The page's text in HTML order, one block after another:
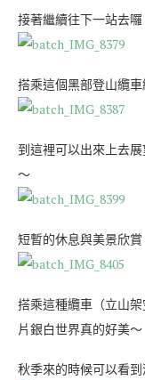
接著繼續往下一站去囉
搭乘這個黑部登山纜
到這裡可以出來上去
～
短暫的休息與美景欣
搭乘這種纜車（立山
片銀白世界真的好美～
秋季來的時候可以看